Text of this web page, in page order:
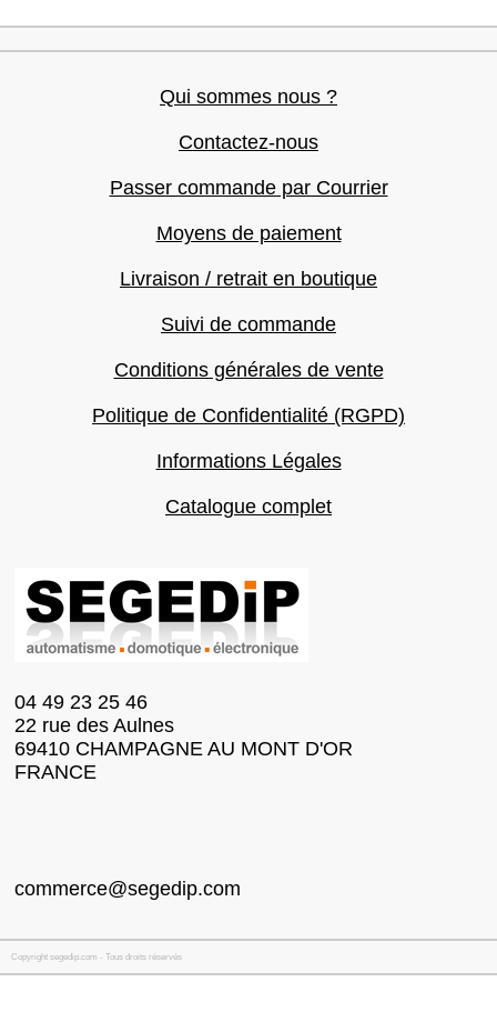
Qui sommes nous ?
Contactez-nous
Passer commande par Courrier
Moyens de paiement
Livraison / retrait en boutique
Suivi de commande
Conditions générales de vente
Politique de Confidentialité (RGPD)
Informations Légales
Catalogue complet
04 49 23 25 46
22 rue des Aulnes
69410 CHAMPAGNE AU MONT D'OR
FRANCE
commerce@segedip.com
Copyright segedip.com - Tous droits réservés